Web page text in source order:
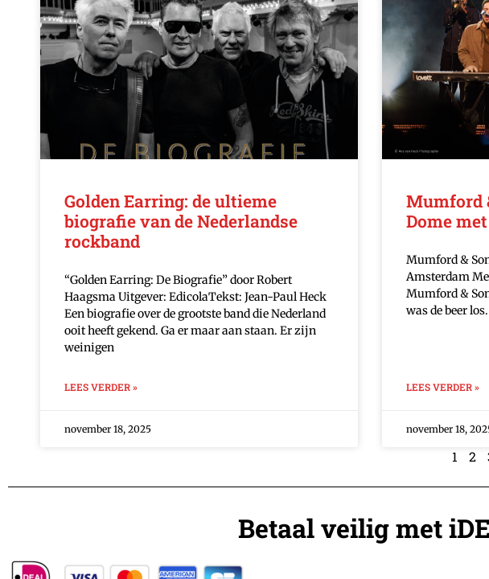
Golden Earring: de ultieme
biografie van de Nederlandse
rockband
“Golden Earring: De Biografie” door Robert
Haagsma Uitgever: EdicolaTekst: Jean-Paul Heck
Een biografie over de grootste band die Nederland
ooit heeft gekend. Ga er maar aan staan. Er zijn
weinigen
LEES VERDER »
november 18, 2025
Mumford
Dome
Mumford &
Amsterdam
Mumford &
was de beer
LEES VERDER »
november 18,
1 2
Betaal veilig met